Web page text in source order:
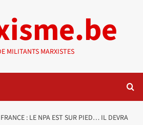
MILITANTS MARXISTES
FRANCE : LE NPA EST SUR PIED… IL DEVRA